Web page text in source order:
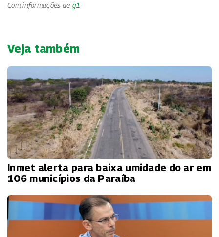
Com informações de g1
Veja também
Inmet alerta para baixa umidade do ar em
106 municípios da Paraíba